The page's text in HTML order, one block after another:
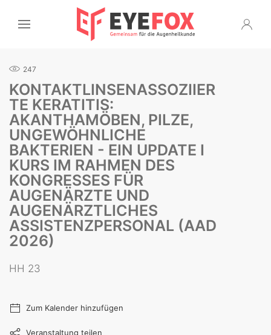
247
KONTAKTLINSENASSOZIIER
TE KERATITIS:
AKANTHAMÖBEN, PILZE,
UNGEWÖHNLICHE
BAKTERIEN - EIN UPDATE I
KURS IM RAHMEN DES
KONGRESSES FÜR
AUGENÄRZTE UND
AUGENÄRZTLICHES
ASSISTENZPERSONAL (AAD
2026)
HH 23
Zum Kalender hinzufügen
Veranstaltung teilen